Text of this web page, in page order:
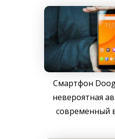
Смартфон
невероятная
современный